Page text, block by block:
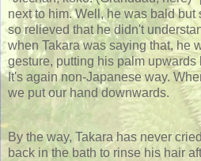
next to him. Well, he was bald but
so relieved that he didn't
when Takara was saying that, he
gesture, putting his palm
It's again non-Japanese way.
we put our hand downwards.
By the way, Takara has never
back in the bath to rinse his hair